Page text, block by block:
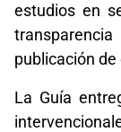
estudios en
publicación
La Guía